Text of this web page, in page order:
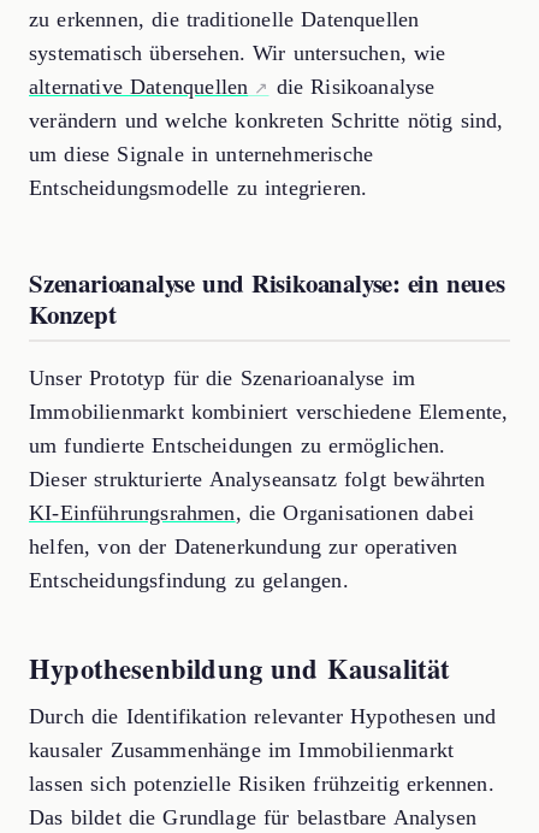
zu erkennen, die traditionelle Datenquellen
systematisch übersehen. Wir untersuchen, wie
alternative Datenquellen
die Risikoanalyse
verändern und welche konkreten Schritte nötig sind,
um diese Signale in unternehmerische
Entscheidungsmodelle zu integrieren.
Szenarioanalyse und Risikoanalyse: ein neues
Konzept
Unser Prototyp für die Szenarioanalyse im
Immobilienmarkt kombiniert verschiedene Elemente,
um fundierte Entscheidungen zu ermöglichen.
Dieser strukturierte Analyseansatz folgt bewährten
KI-Einführungsrahmen, die Organisationen dabei
helfen, von der Datenerkundung zur operativen
Entscheidungsfindung zu gelangen.
Hypothesenbildung und Kausalität
Durch die Identifikation relevanter Hypothesen und
kausaler Zusammenhänge im Immobilienmarkt
lassen sich potenzielle Risiken frühzeitig erkennen.
Das bildet die Grundlage für belastbare Analysen